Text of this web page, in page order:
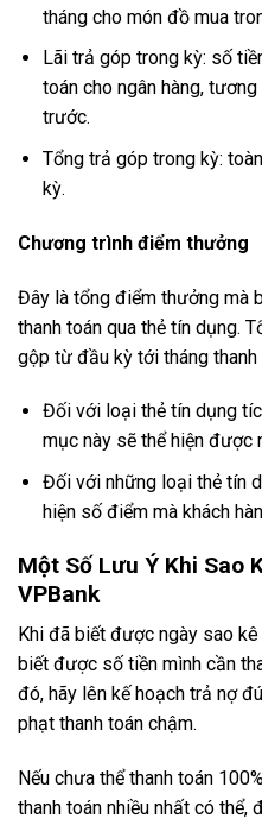
tháng cho món đồ mua
Lãi trả góp trong kỳ: số
toán cho ngân hàng,
trước.
Tổng trả góp trong kỳ:
kỳ.
Chương trình điểm thưởng
Đây là tổng điểm thưởng mà
thanh toán qua thẻ tín dụng.
gộp từ đầu kỳ tới tháng thanh
Đối với loại thẻ tín dụng
mục này sẽ thể hiện được
Đối với những loại thẻ tín
hiện số điểm mà khách
Một Số Lưu Ý Khi Sao
VPBank
Khi đã biết được ngày sao
biết được số tiền mình cần
đó, hãy lên kế hoạch trả nợ
phạt thanh toán chậm.
Nếu chưa thể thanh toán
thanh toán nhiều nhất có thể,